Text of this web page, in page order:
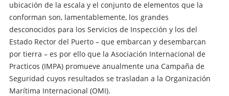
ubicación de la escala y el conjunto de elementos que la
conforman son, lamentablemente, los grandes
desconocidos para los Servicios de Inspección y los del
Estado Rector del Puerto – que embarcan y desembarcan
por tierra – es por ello que la Asociación Internacional de
Practicos (IMPA) promueve anualmente una Campaña de
Seguridad cuyos resultados se trasladan a la Organización
Marítima Internacional (OMI).